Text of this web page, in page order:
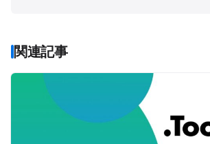
関連記事